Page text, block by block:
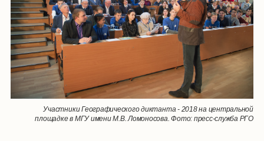
Участники Географического диктанта - 2018 на центральной
площадке в МГУ имени М.В. Ломоносова. Фото: пресс-служба РГО